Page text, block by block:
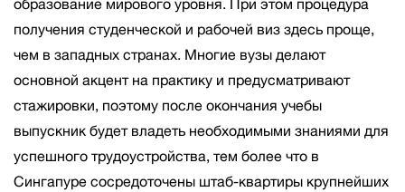
получения студенческой и рабочей виз здесь проще,
чем в западных странах. Многие вузы делают
основной акцент на практику и предусматривают
стажировки, поэтому после окончания учебы
выпускник будет владеть необходимыми знаниями для
успешного трудоустройства, тем более что в
Сингапуре сосредоточены штаб-квартиры крупнейших